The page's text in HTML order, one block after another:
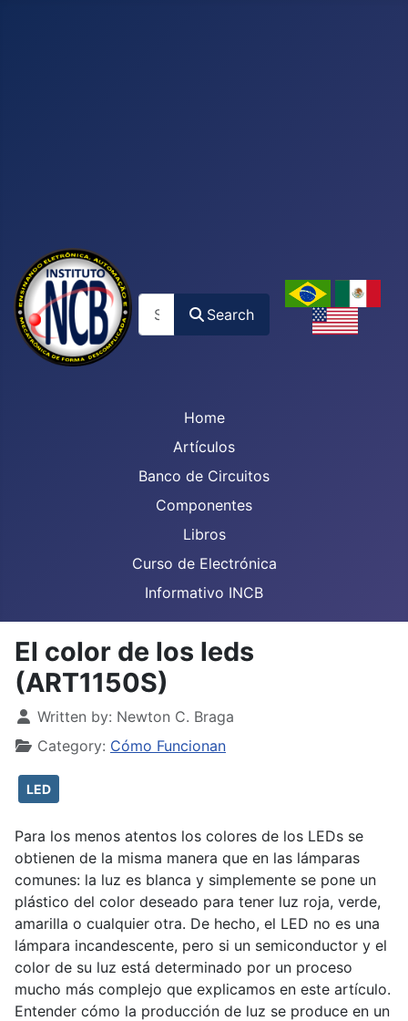
Search
Home
Artículos
Banco de Circuitos
Componentes
Libros
Curso de Electrónica
Informativo INCB
El color de los leds
(ART1150S)
Details
Written by: Newton C. Braga
Category: Cómo Funcionan
LED
Para los menos atentos los colores de los LEDs se
obtienen de la misma manera que en las lámparas
comunes: la luz es blanca y simplemente se pone un
plástico del color deseado para tener luz roja, verde,
amarilla o cualquier otra. De hecho, el LED no es una
lámpara incandescente, pero si un semiconductor y el
color de su luz está determinado por un proceso
mucho más complejo que explicamos en este artículo.
Entender cómo la producción de luz se produce en un